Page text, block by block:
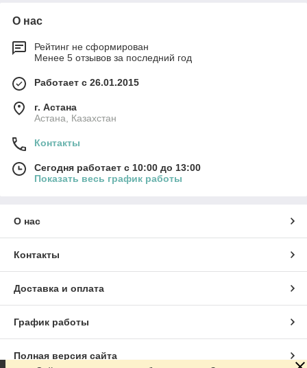
О нас
Рейтинг не сформирован
Менее 5 отзывов за последний год
Работает с 26.01.2015
г. Астана
Астана, Казахстан
Контакты
Сегодня работает с 10:00 до 13:00
Показать весь график работы
О нас
Контакты
Доставка и оплата
График работы
Полная версия сайта